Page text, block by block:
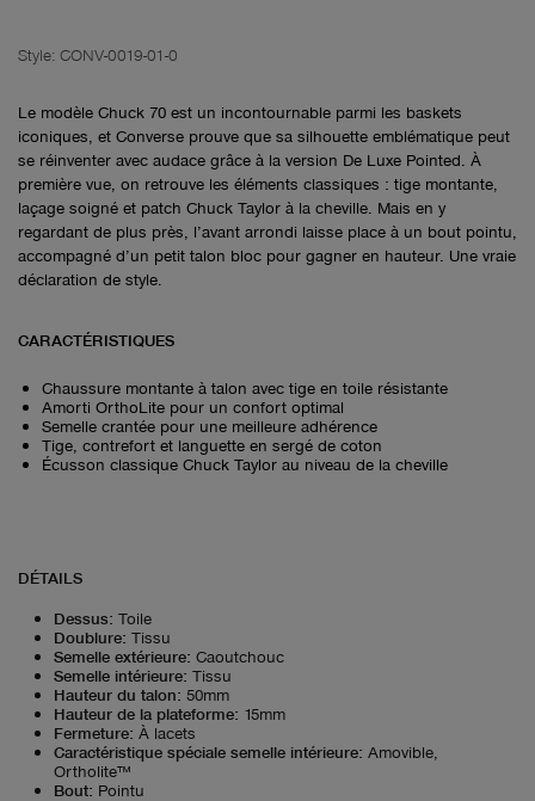
Style: CONV-0019-01-0
Le modèle Chuck 70 est un incontournable parmi les baskets
iconiques, et Converse prouve que sa silhouette emblématique peut
se réinventer avec audace grâce à la version De Luxe Pointed. À
première vue, on retrouve les éléments classiques : tige montante,
laçage soigné et patch Chuck Taylor à la cheville. Mais en y
regardant de plus près, l’avant arrondi laisse place à un bout pointu,
accompagné d’un petit talon bloc pour gagner en hauteur. Une vraie
déclaration de style.
CARACTÉRISTIQUES
Chaussure montante à talon avec tige en toile résistante
Amorti OrthoLite pour un confort optimal
Semelle crantée pour une meilleure adhérence
Tige, contrefort et languette en sergé de coton
Écusson classique Chuck Taylor au niveau de la cheville
DÉTAILS
Dessus: Toile
Doublure: Tissu
Semelle extérieure: Caoutchouc
Semelle intérieure: Tissu
Hauteur du talon: 50mm
Hauteur de la plateforme: 15mm
Fermeture: À lacets
Caractéristique spéciale semelle intérieure: Amovible,
Ortholite™
Bout: Pointu